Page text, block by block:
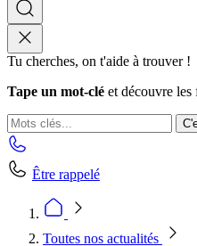
Tu cherches, on t'aide à trouver !
Tape un mot-clé et découvre les
Être rappelé
Toutes nos actualités